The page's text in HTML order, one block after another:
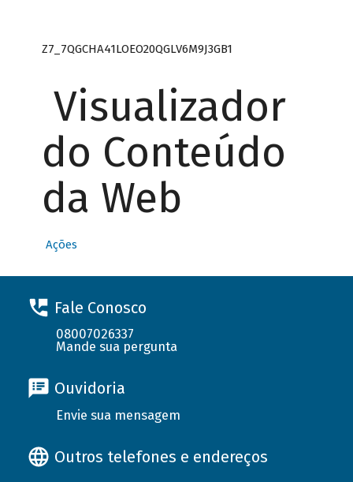
Z7_7QGCHA41LOEO20QGLV6M9J3GB1
Visualizador
do Conteúdo
da Web
Ações
Fale Conosco
08007026337
Mande sua pergunta
Ouvidoria
Envie sua mensagem
Outros telefones e endereços